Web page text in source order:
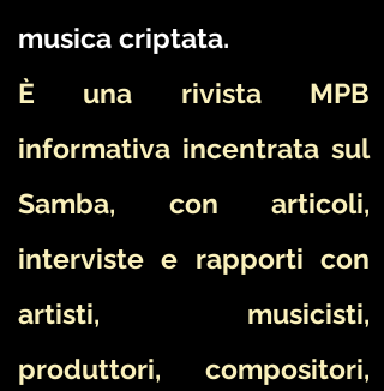
musica criptata.
È una rivista MPB
informativa incentrata sul
Samba, con articoli,
interviste e rapporti con
artisti, musicisti,
produttori, compositori,